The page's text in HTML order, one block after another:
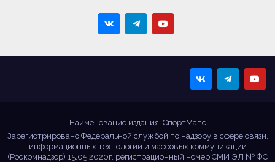
Наименование издания: СпортМапс
Зарегистрировано Федеральной службой по надзору в сфере связи,
информационных технологий и массовых коммуникаций
(Роскомнадзор) 15.05.2020г. регистрационный номер СМИ ЭЛ № ФС